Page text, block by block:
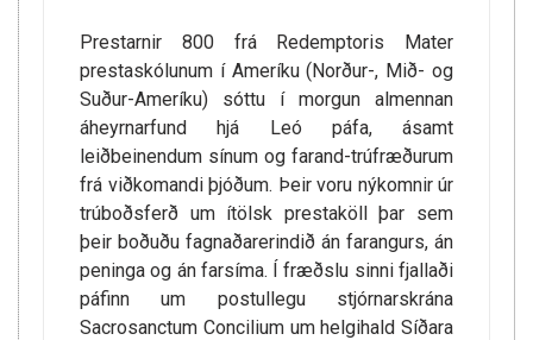
Prestarnir 800 frá Redemptoris Mater
prestaskólunum í Ameríku (Norður-, Mið- og
Suður-Ameríku) sóttu í morgun almennan
áheyrnarfund hjá Leó páfa, ásamt
leiðbeinendum sínum og farand-trúfræðurum
frá viðkomandi þjóðum. Þeir voru nýkomnir úr
trúboðsferð um ítölsk prestaköll þar sem
þeir boðuðu fagnaðarerindið án farangurs, án
peninga og án farsíma. Í fræðslu sinni fjallaði
páfinn um postullegu stjórnarskrána
Sacrosanctum Concilium um helgihald Síðara